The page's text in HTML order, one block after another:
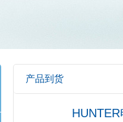
产品到货